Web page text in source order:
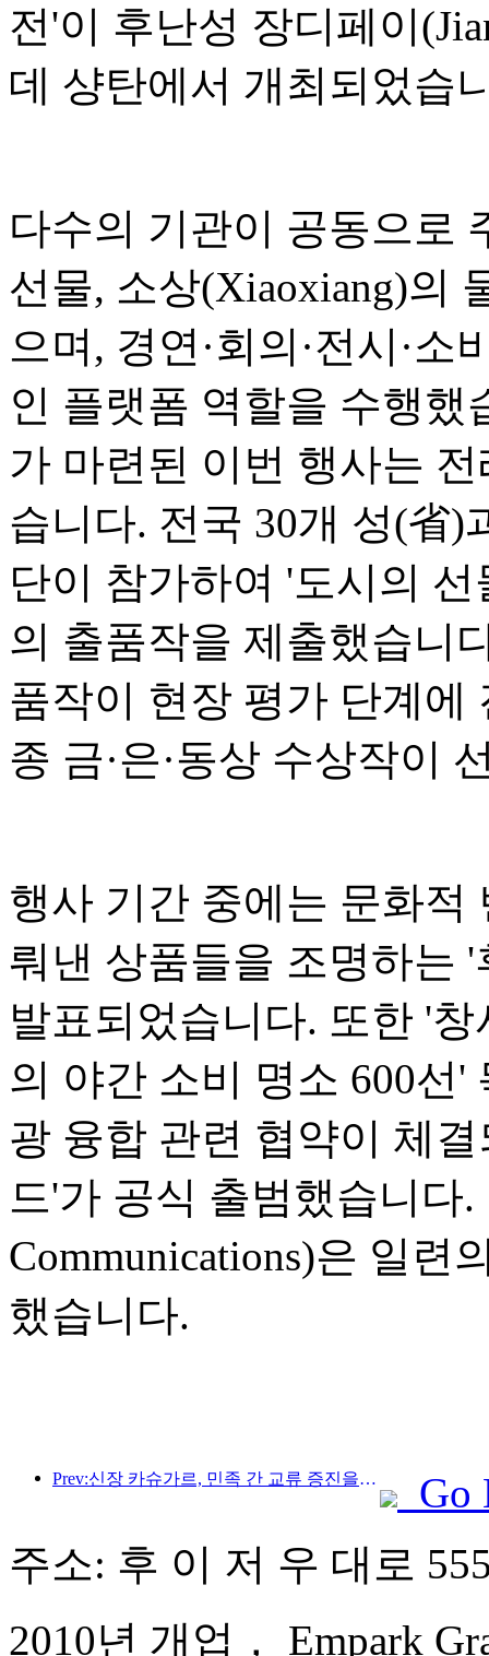
전'이 후난성 장디페이
데 샹탄에서 개최되었습
다수의 기관이 공동으로
선물, 소상(Xiaoxiang)의
으며, 경연·회의·전시·
인 플랫폼 역할을 수행
가 마련된 이번 행사는
습니다. 전국 30개 성(省)
단이 참가하여 '도시의
의 출품작을 제출했습니
품작이 현장 평가 단계에
종 금·은·동상 수상작이
행사 기간 중에는 문화적
뤄낸 상품들을 조명하는
발표되었습니다. 또한 '
의 야간 소비 명소 600선
광 융합 관련 협약이 체
드'가 공식 출범했습니다
Communications)은 일련
했습니다.
Prev:신장 카슈가르, 민족 간 교류 증진을 위한 관광 홍보 행사 개최
Go
주소: 후 이 저 우 대로
2010년 개업， Empark